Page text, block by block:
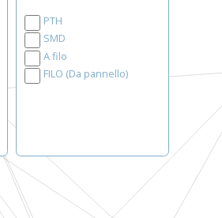
PTH
SMD
A filo
FILO (Da pannello)